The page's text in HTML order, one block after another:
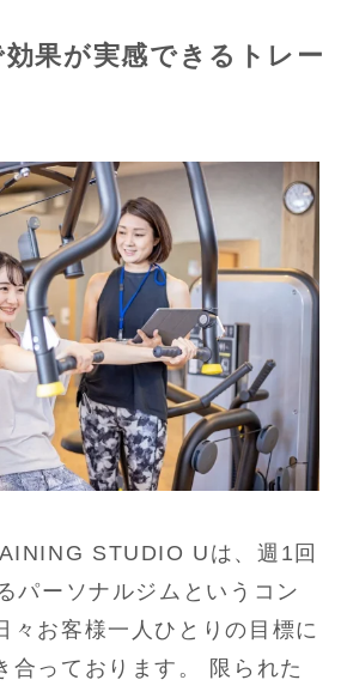
効果が実感できるトレー
STUDIO Uは、週1回
パーソナルジムというコン
々お客様一人ひとりの目標に
合っております。 限られた